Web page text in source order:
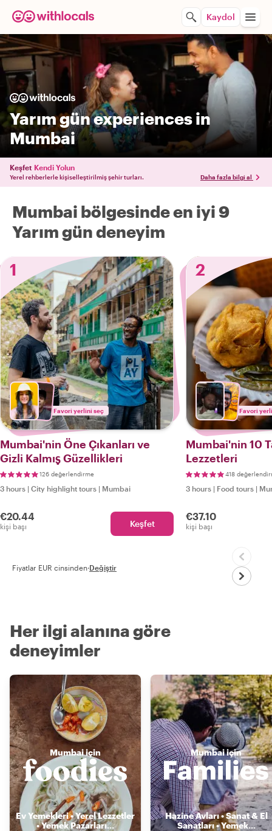
Kaydol
Yarım gün experiences in
Mumbai
Keşfet Kendi Yolun
Yerel rehberlerle kişiselleştirilmiş şehir turları. Daha fazla bilgi al
Mumbai bölgesinde en iyi 9
Yarım gün deneyim
1
Favori yerlini seç
Mumbai'nin Öne Çıkanları ve
Gizli Kalmış Güzellikleri
126 değerlendirme
3 hours | City highlight tours | Mumbai
€20.44
kişi başı Keşfet
2
Favori
Mumbai'nin 10
Lezzetleri
418
3 hours | Food tours |
€37.10
kişi başı
Fiyatlar EUR cinsinden·Değiştir
Her ilgi alanına göre
deneyimler
Mumbai için
Ev Yemekleri • Yerel Lezzetler
• Yemek Pazarları...
Mumbai için
Hazine Avları • Sanat & El
Sanatları • Yemek...